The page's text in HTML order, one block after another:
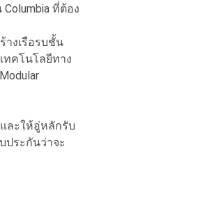
ที่ต้อง
างเรือรบชั้น
ทคโนโลยีทาง
ละให้อู่หลักรับ
ระกันว่าจะ